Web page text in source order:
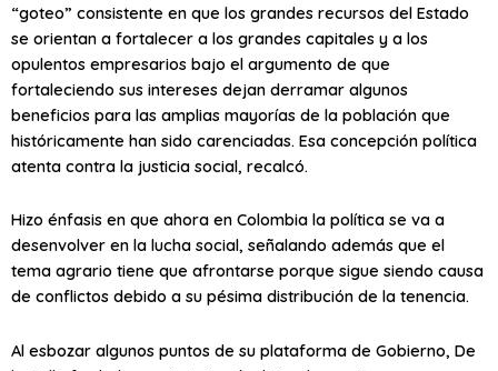
“goteo” consistente en que los grandes recursos del Estado
se orientan a fortalecer a los grandes capitales y a los
opulentos empresarios bajo el argumento de que
fortaleciendo sus intereses dejan derramar algunos
beneficios para las amplias mayorías de la población que
históricamente han sido carenciadas. Esa concepción política
atenta contra la justicia social, recalcó.
Hizo énfasis en que ahora en Colombia la política se va a
desenvolver en la lucha social, señalando además que el
tema agrario tiene que afrontarse porque sigue siendo causa
de conflictos debido a su pésima distribución de la tenencia.
Al esbozar algunos puntos de su plataforma de Gobierno, De